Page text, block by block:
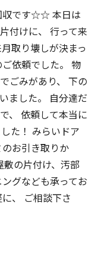
収です☆☆ 本日は
付けに、 行って来
取り壊しが決まっ
依頼でした。 物
ごみがあり、 下の
ました。 自分達だ
、 依頼して本当に
た！ みらいドア
お引き取りか
敷の片付け、汚部
グなども承ってお
、 ご相談下さ